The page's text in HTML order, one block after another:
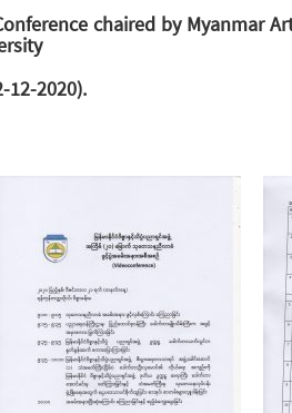
chaired by Myanmar
2020).